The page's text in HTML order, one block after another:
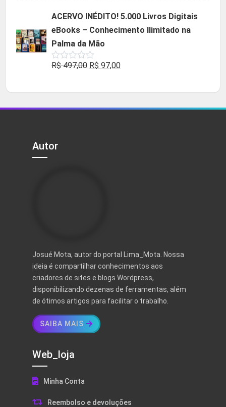
era:
R$ 49,90.
é:
R$ 29,90.
ACERVO INÉDITO! 5.000 Livros Digitais
eBooks – Conhecimento Ilimitado na
Palma da Mão
Avaliação
5
R$497,00 O
original
era:
R$ 97,00O
atual
é:
Autor
Josué Mota, autor do portal Lima_Mota. Nossa
ideia é compartilhar conhecimentos aos
criadores de sites e blogs Wordpress,
disponibilizando dezenas de ferramentas, além
de ótimos artigos para facilitar o trabalho.
SAIBA MAIS
Web_loja
Minha Conta
Reembolso e devoluções